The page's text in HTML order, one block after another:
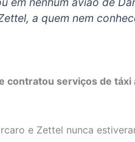
a quem nem
contratou serviços de táxi
e Zettel nunca